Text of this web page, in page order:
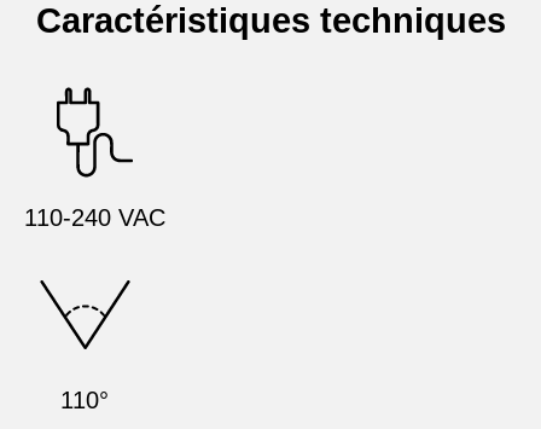
Caractéristiques techniques
110-240 VAC
110°